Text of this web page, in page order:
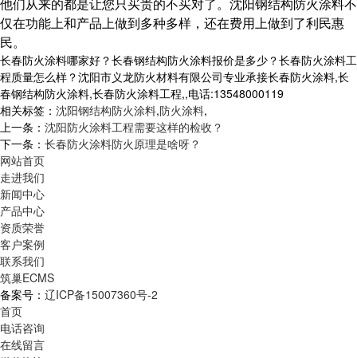
仅在功能上和产品上做到多种多样，还在费用上做到了利民惠
民。
长春防火涂料哪家好？长春钢结构防火涂料报价是多少？长春防火涂料工
程质量怎么样？沈阳市义龙防火材料有限公司专业承接长春防火涂料,长
春钢结构防火涂料,长春防火涂料工程,,电话:13548000119
相关标签： 沈阳钢结构防火涂料,防火涂料,
上一条： 沈阳防火涂料工程需要这样的检收？
下一条： 长春防火涂料防火原理是啥呀？
网站首页
走进我们
新闻中心
产品中心
资质荣誉
客户案例
联系我们
筑巢ECMS
备案号： 辽ICP备15007360号-2
首页
电话咨询
在线留言